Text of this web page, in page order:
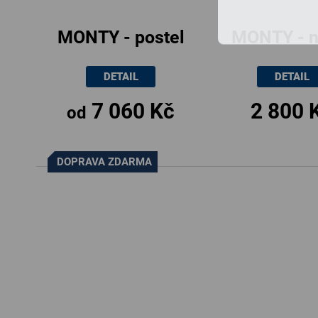
MONTY - postel
80x200cm /
90x200cm
od 7 060 Kč
DETAIL
stolek s
a
2 800
DETAIL
DOPRAVA ZDARMA